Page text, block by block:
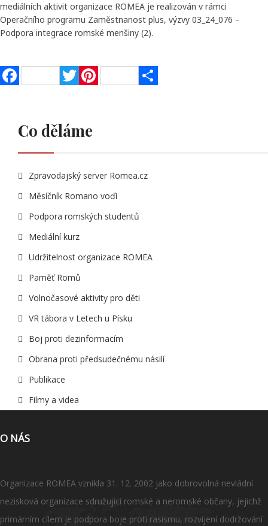
mediálních aktivit organizace ROMEA je realizován v rámci
Operačního programu Zaměstnanost plus, výzvy 03_24_076 –
Podpora integrace romské menšiny (2).
Co děláme
Zpravodajský server Romea.cz
Měsíčník Romano voďi
Podpora romských studentů
Mediální kurz
Udržitelnost organizace ROMEA
Paměť Romů
Volnočasové aktivity pro děti
VR tábora v Letech u Písku
Boj proti dezinformacím
Obrana proti předsudečnému násilí
Publikace
Filmy a videa
O NÁS
Organizace ROMEA vznikla 31. 12. 2002 jako dobrovolná nevládní
nezisková organizace sdružující romské a neromské občany, jejichž
primárním cílem je podpora boje proti rasismu, rozvíjení dodržování